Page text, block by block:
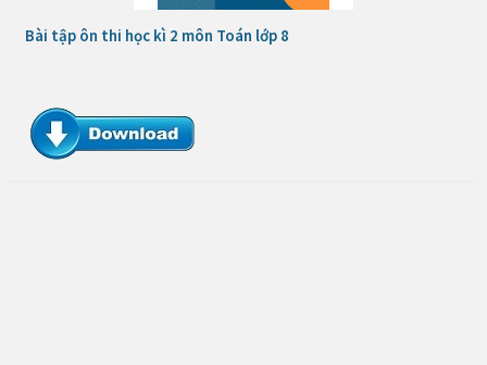
Bài tập ôn thi học kì 2 môn Toán lớp 8